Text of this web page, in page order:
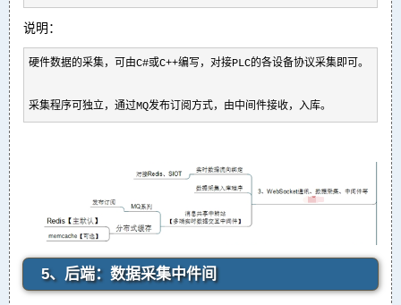
说明：
硬件数据的采集，可由C#或C++编写，对接PLC的各设备协议采集即可。
采集程序可独立，通过MQ发布订阅方式，由中间件接收，入库。
5、后端：数据采集中件间